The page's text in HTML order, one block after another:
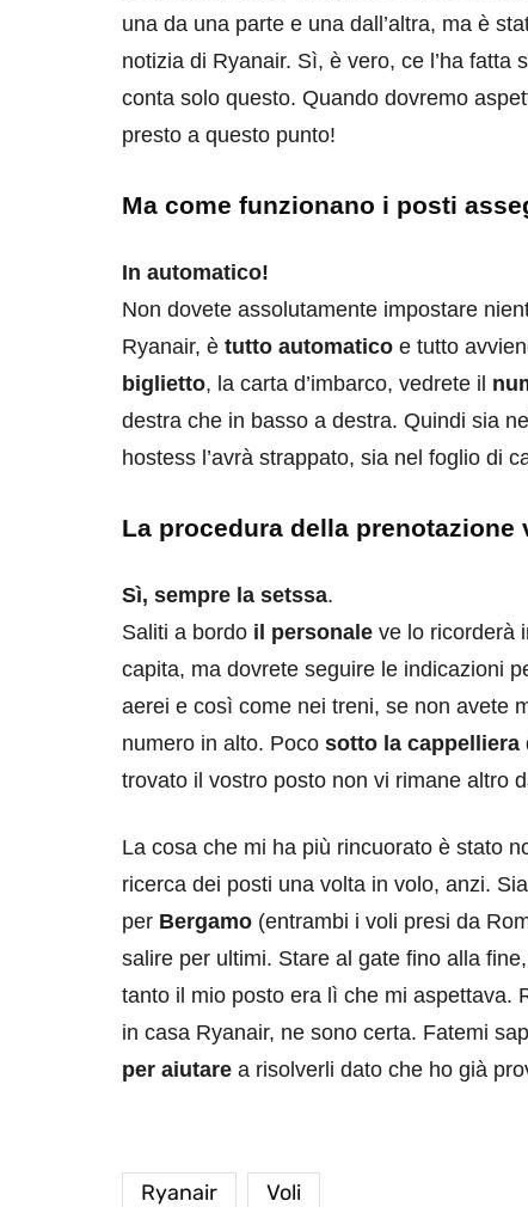
una da una parte e una dall’altra, ma è
notizia di Ryanair. Sì, è vero, ce l’ha fatta
conta solo questo. Quando dovremo
presto a questo punto!
Ma come funzionano i posti
In automatico!
Non dovete assolutamente impostare
Ryanair, è tutto automatico e tutto
biglietto, la carta d’imbarco, vedrete il
destra che in basso a destra. Quindi sia
hostess l’avrà strappato, sia nel foglio di
La procedura della
Sì, sempre la setssa.
Saliti a bordo il personale ve lo ricorderà
capita, ma dovrete seguire le indicazioni
aerei e così come nei treni, se non avete
numero in alto. Poco sotto la cappelliera
trovato il vostro posto non vi rimane altro
La cosa che mi ha più rincuorato è stato
ricerca dei posti una volta in volo, anzi.
per Bergamo (entrambi i voli presi da
salire per ultimi. Stare al gate fino alla
tanto il mio posto era lì che mi aspettava.
in casa Ryanair, ne sono certa. Fatemi
per aiutare a risolverli dato che ho già
Ryanair Voli